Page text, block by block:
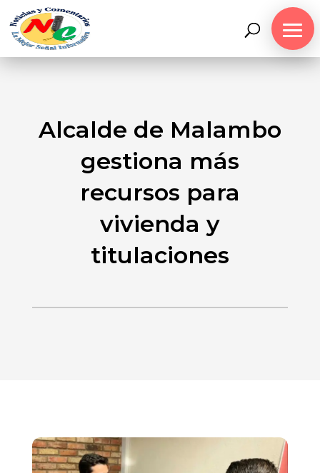
Alcalde de Malambo
gestiona más
recursos para
vivienda y
titulaciones